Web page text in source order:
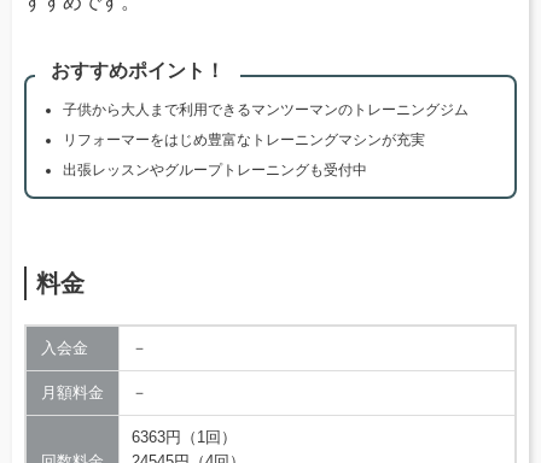
おすすめポイント！
子供から大人まで利用できるマンツーマンのトレーニングジム
リフォーマーをはじめ豊富なトレーニングマシンが充実
出張レッスンやグループトレーニングも受付中
料金
入会金 －
月額料金 －
6363円（1回）